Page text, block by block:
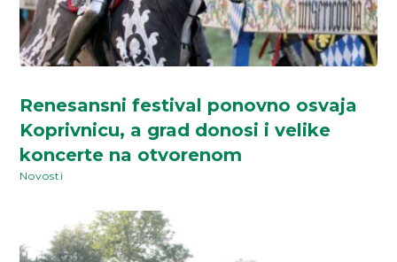
Renesansni festival ponovno osvaja
Koprivnicu, a grad donosi i velike
koncerte na otvorenom
Novosti